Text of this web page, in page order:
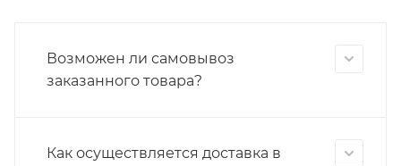
Возможен ли самовывоз
заказанного товара?
Как осуществляется доставка в